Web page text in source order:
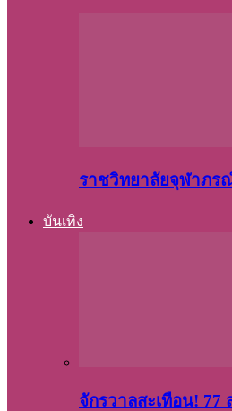
ราชวิทยาลัยจุฬาภร
บันเทิง
จักรวาลสะเทือน! 77